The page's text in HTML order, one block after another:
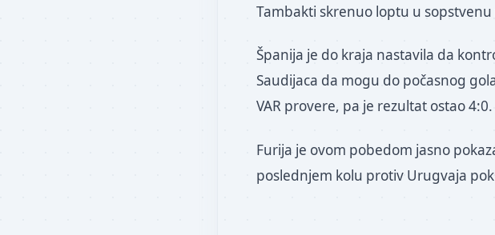
Tambakti skrenuo loptu u
Španija je do kraja nastavila da
Saudijaca da mogu do počasnog
VAR provere, pa je rezultat ostao 4:0.
Furija je ovom pobedom jasno
poslednjem kolu protiv Urugvaja